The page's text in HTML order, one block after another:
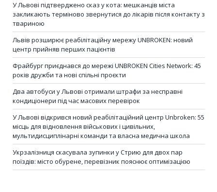
У Львові підтверджено сказ у кота: мешканців міста
закликають терміново звернутися до лікарів після контакту з
твариною
Львів розширює реабілітаційну мережу UNBROKEN: новий
центр прийняв перших пацієнтів
Фрайбург приєднався до мережі UNBROKEN Cities Network: 45
років дружби та нові спільні проєкти
Два автобуси у Львові отримали штрафи за несправні
кондиціонери під час масових перевірок
У Львові відкрився новий реабілітаційний центр Unbroken: 55
місць для відновлення військових і цивільних,
мультидисциплінарні команди та власна медична школа
Укрзалізниця скасувала зупинки у Стрию для двох пар
поїздів: місто обурене, перевізник пояснює оптимізацією